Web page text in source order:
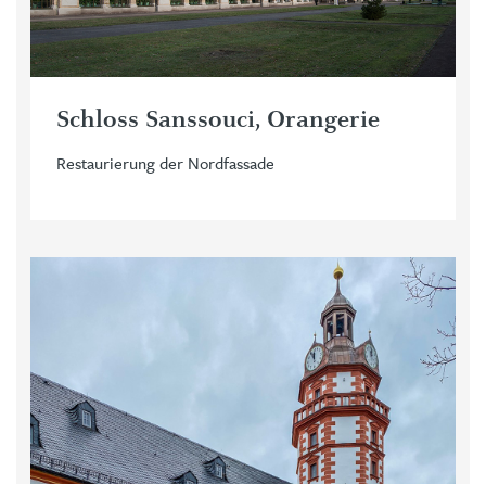
Schloss Sanssouci, Orangerie
Restaurierung der Nordfassade